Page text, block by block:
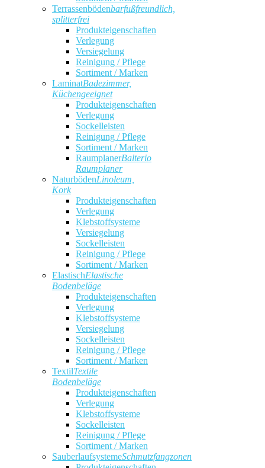
Terrassenbödenbarfußfreundlich,
splitterfrei
Produkteigenschaften
Verlegung
Versiegelung
Reinigung / Pflege
Sortiment / Marken
LaminatBadezimmer,
Küchengeeignet
Produkteigenschaften
Verlegung
Sockelleisten
Reinigung / Pflege
Sortiment / Marken
RaumplanerBalterio
Raumplaner
NaturbödenLinoleum,
Kork
Produkteigenschaften
Verlegung
Klebstoffsysteme
Versiegelung
Sockelleisten
Reinigung / Pflege
Sortiment / Marken
ElastischElastische
Bodenbeläge
Produkteigenschaften
Verlegung
Klebstoffsysteme
Versiegelung
Sockelleisten
Reinigung / Pflege
Sortiment / Marken
TextilTextile
Bodenbeläge
Produkteigenschaften
Verlegung
Klebstoffsysteme
Sockelleisten
Reinigung / Pflege
Sortiment / Marken
SauberlaufsystemeSchmutzfangzonen